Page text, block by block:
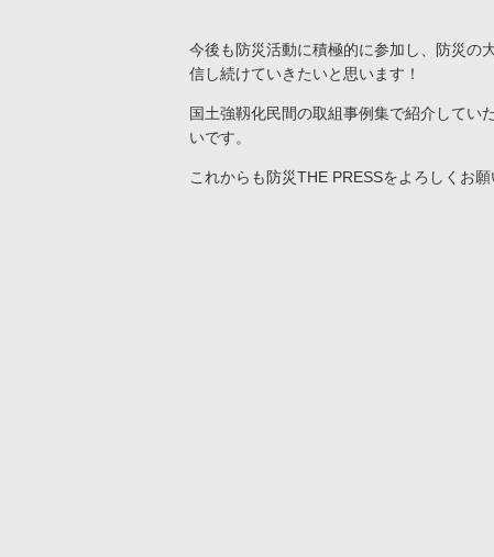
今後も防災活動に積極的に参加し、防災の
信し続けていきたいと思います！
国土強靱化民間の取組事例集で紹介してい
いです。
これからも防災THE PRESSをよろしくお願